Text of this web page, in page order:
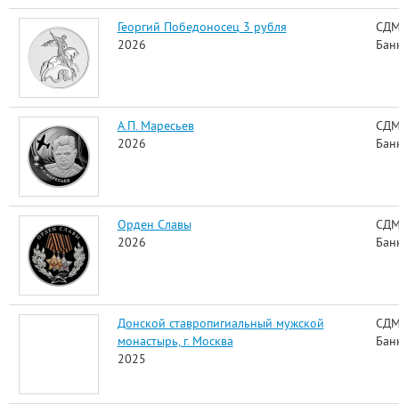
Георгий Победоносец 3 рубля
2026
А.П. Маресьев
2026
Орден Славы
2026
Донской ставропигиальный мужской
монастырь, г. Москва
2025